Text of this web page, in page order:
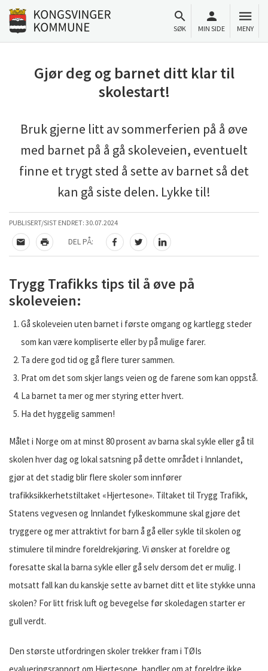
Til innhold
Gå til forsiden
SØK MIN SIDE MENY
Gjør deg og barnet ditt klar til
skolestart!
Bruk gjerne litt av sommerferien på å øve
med barnet på å gå skoleveien, eventuelt
finne et trygt sted å sette av barnet så det
kan gå siste delen. Lykke til!
PUBLISERT/SIST ENDRET: 30.07.2024
TIPS EN VENN
SKRIV UT
DEL PÅ:
DEL PÅ FACEBOOK
DEL PÅ TWITTER
DEL PÅ LINKEDIN
Trygg Trafikks tips til å øve på
skoleveien:
Gå skoleveien uten barnet i første omgang og kartlegg steder
som kan være kompliserte eller by på mulige farer.
Ta dere god tid og gå flere turer sammen.
Prat om det som skjer langs veien og de farene som kan oppstå.
La barnet ta mer og mer styring etter hvert.
Ha det hyggelig sammen!
Målet i Norge om at minst 80 prosent av barna skal sykle eller gå til
skolen hver dag og lokal satsning på dette området i Innlandet,
gjør at det stadig blir flere skoler som innfører
trafikksikkerhetstiltaket «Hjertesone». Tiltaket til Trygg Trafikk,
Statens vegvesen og Innlandet fylkeskommune skal gjøre det
tryggere og mer attraktivt for barn å gå eller sykle til skolen og
stimulere til mindre foreldrekjøring. Vi ønsker at foreldre og
foresatte skal la barna sykle eller gå selv dersom det er mulig. I
motsatt fall kan du kanskje sette av barnet ditt et lite stykke unna
skolen? For litt frisk luft og bevegelse før skoledagen starter er
gull verdt.
Den største utfordringen skoler trekker fram i TØIs
evalueringsrapport om Hjertesone, handler om at foreldre ikke